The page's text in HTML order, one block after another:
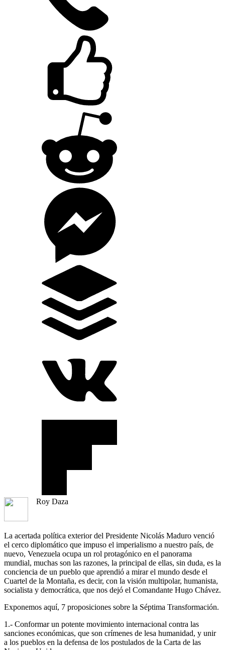
Roy Daza
La acertada política exterior del Presidente Nicolás Maduro venció
el cerco diplomático que impuso el imperialismo a nuestro país, de
nuevo, Venezuela ocupa un rol protagónico en el panorama
mundial, muchas son las razones, la principal de ellas, sin duda, es la
conciencia de un pueblo que aprendió a mirar el mundo desde el
Cuartel de la Montaña, es decir, con la visión multipolar, humanista,
socialista y democrática, que nos dejó el Comandante Hugo Chávez.
Exponemos aquí, 7 proposiciones sobre la Séptima Transformación.
1.- Conformar un potente movimiento internacional contra las
sanciones económicas, que son crímenes de lesa humanidad, y unir
a los pueblos en la defensa de los postulados de la Carta de las